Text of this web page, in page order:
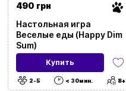
490 грн
Настольная игра
Веселые еды (Happy Dim
Sum)
Купить
2-5 < 30мин. 8+